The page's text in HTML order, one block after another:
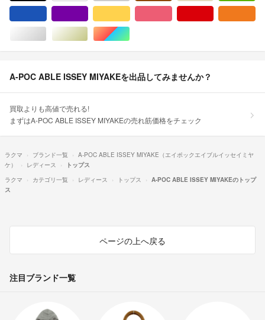
シルバー/銀色系ゴールド/金色系マルチカラー
A-POC ABLE ISSEY MIYAKEを出品してみませんか？
買取よりも高値で売れる!
まずはA-POC ABLE ISSEY MIYAKEの売れ筋価格をチェック
ラクマ ブランド一覧
A-POC ABLE ISSEY MIYAKE（エイポックエイブルイッセイミヤ
ケ）
レディース
トップス
ラクマ
カテゴリ一覧 レディース トップス
A-POC ABLE ISSEY MIYAKEのトップ
ス
ページの上へ戻る
注目ブランド一覧